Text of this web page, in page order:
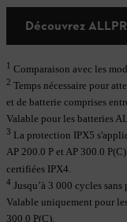
Découvrez
1 Comparaison avec les
2 Temps nécessaire pour
et de batterie comprises
Valable pour les batteries
3 La protection IPX5
AP 200.0 P et AP 300.0
certifiées IPX4.
4 Jusqu’à 3 000 cycles
Valable uniquement pour
300.0 P(C).